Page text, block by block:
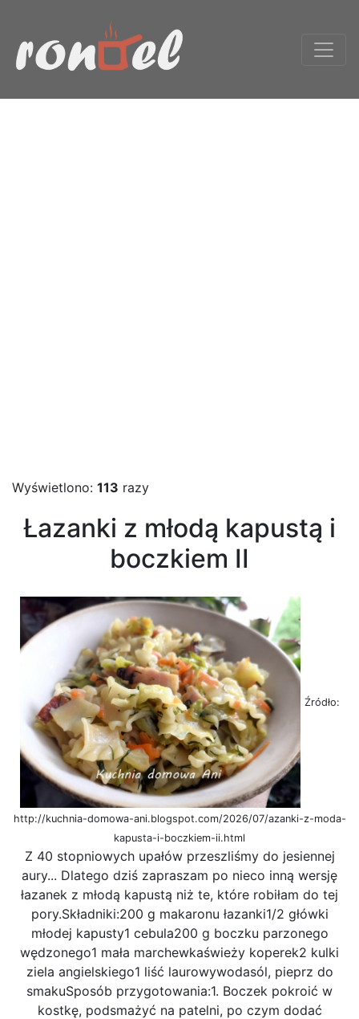
Wyświetlono: 113 razy
Łazanki z młodą kapustą i
boczkiem II
Źródło:
http://kuchnia-domowa-ani.blogspot.com/2026/07/azanki-z-moda-
kapusta-i-boczkiem-ii.html
Z 40 stopniowych upałów przeszliśmy do jesiennej
aury... Dlatego dziś zapraszam po nieco inną wersję
łazanek z młodą kapustą niż te, które robiłam do tej
pory.Składniki:200 g makaronu łazanki1/2 główki
młodej kapusty1 cebula200 g boczku parzonego
wędzonego1 mała marchewkaświeży koperek2 kulki
ziela angielskiego1 liść laurowywodasól, pieprz do
smakuSposób przygotowania:1. Boczek pokroić w
kostkę, podsmażyć na patelni, po czym dodać